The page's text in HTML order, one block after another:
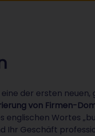
eine der ersten
von Firmen-
Wortes
Ihr Geschäft